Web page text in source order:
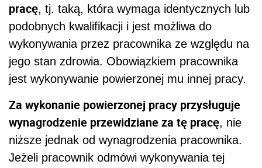
pracę, tj. taką, która wymaga identycznych lub
podobnych kwalifikacji i jest możliwa do
wykonywania przez pracownika ze względu na
jego stan zdrowia. Obowiązkiem pracownika
jest wykonywanie powierzonej mu innej pracy.
Za wykonanie powierzonej pracy przysługuje
wynagrodzenie przewidziane za tę pracę, nie
niższe jednak od wynagrodzenia pracownika.
Jeżeli pracownik odmówi wykonywania tej